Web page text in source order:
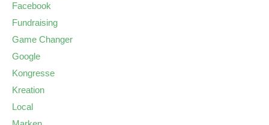
Facebook
Fundraising
Game Changer
Google
Kongresse
Kreation
Local